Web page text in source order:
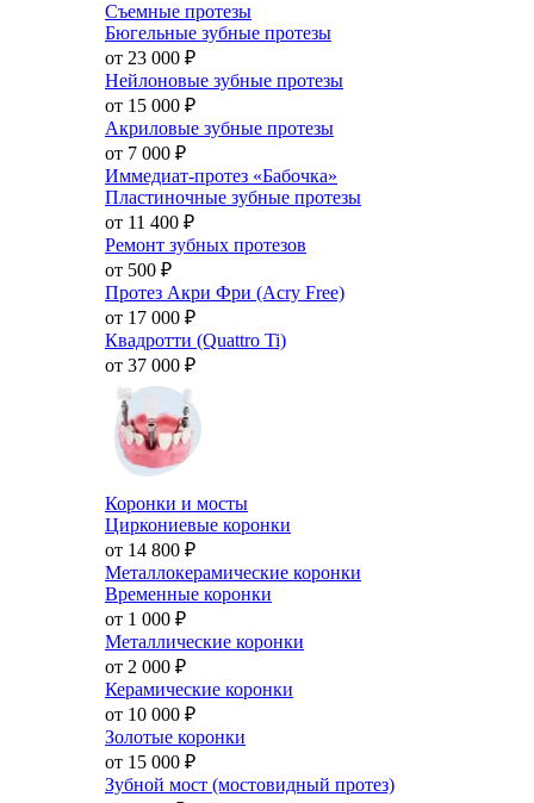
Съемные протезы
Бюгельные зубные протезы
от 23 000 ₽
Нейлоновые зубные протезы
от 15 000 ₽
Акриловые зубные протезы
от 7 000 ₽
Иммедиат-протез «Бабочка»
Пластиночные зубные протезы
от 11 400 ₽
Ремонт зубных протезов
от 500 ₽
Протез Акри Фри (Acry Free)
от 17 000 ₽
Квадротти (Quattro Ti)
от 37 000 ₽
Коронки и мосты
Циркониевые коронки
от 14 800 ₽
Металлокерамические коронки
Временные коронки
от 1 000 ₽
Металлические коронки
от 2 000 ₽
Керамические коронки
от 10 000 ₽
Золотые коронки
от 15 000 ₽
Зубной мост (мостовидный протез)